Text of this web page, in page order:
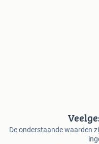
De onderstaande waarden